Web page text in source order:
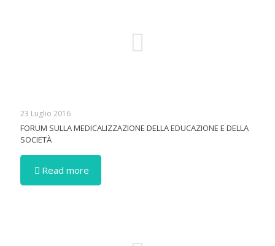
23 Luglio 2016
FORUM SULLA MEDICALIZZAZIONE DELLA EDUCAZIONE E DELLA
SOCIETÀ
Read more